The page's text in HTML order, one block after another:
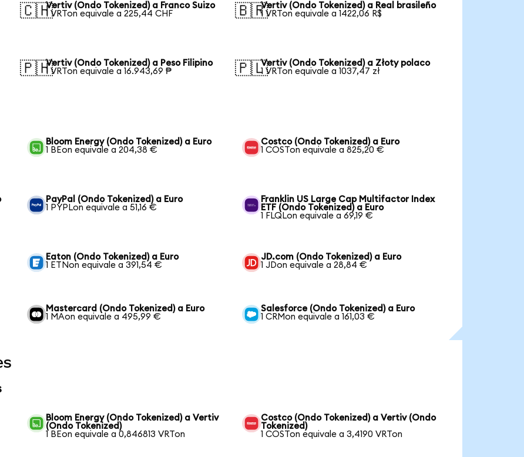
🇨🇭Vertiv (Ondo Tokenized) a Franco Suizo
1 VRTon equivale a 225,44 CHF
🇧🇷Vertiv (Ondo Tokenized) a Real brasileño
1 VRTon equivale a 1422,06 R$
🇵🇭Vertiv (Ondo Tokenized) a Peso Filipino
1 VRTon equivale a 16.943,69 ₱
🇵🇱Vertiv (Ondo Tokenized) a Złoty polaco
1 VRTon equivale a 1037,47 zł
Bloom Energy (Ondo Tokenized) a Euro
1 BEon equivale a 204,38 €
Costco (Ondo Tokenized) a Euro
1 COSTon equivale a 825,20 €
PayPal (Ondo Tokenized) a Euro
1 PYPLon equivale a 51,16 €
Franklin US Large Cap Multifactor Index
ETF (Ondo Tokenized) a Euro
1 FLQLon equivale a 69,19 €
Eaton (Ondo Tokenized) a Euro
1 ETNon equivale a 391,54 €
JD.com (Ondo Tokenized) a Euro
1 JDon equivale a 28,84 €
Mastercard (Ondo Tokenized) a Euro
1 MAon equivale a 495,99 €
Salesforce (Ondo Tokenized) a Euro
1 CRMon equivale a 161,03 €
Bloom Energy (Ondo Tokenized) a Vertiv
(Ondo Tokenized)
1 BEon equivale a 0,846813 VRTon
Costco (Ondo Tokenized) a Vertiv (Ondo
Tokenized)
1 COSTon equivale a 3,4190 VRTon